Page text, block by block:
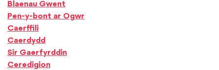
Blaenau Gwent
Pen-y-bont ar Ogwr
Caerffili
Caerdydd
Sir Gaerfyrddin
Ceredigion